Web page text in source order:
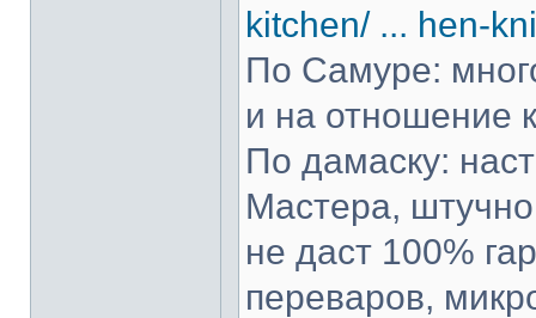
kitchen/ ... hen-
По Самуре:
и на отношение
По дамаску:
Мастера,
не даст 100%
переваров,